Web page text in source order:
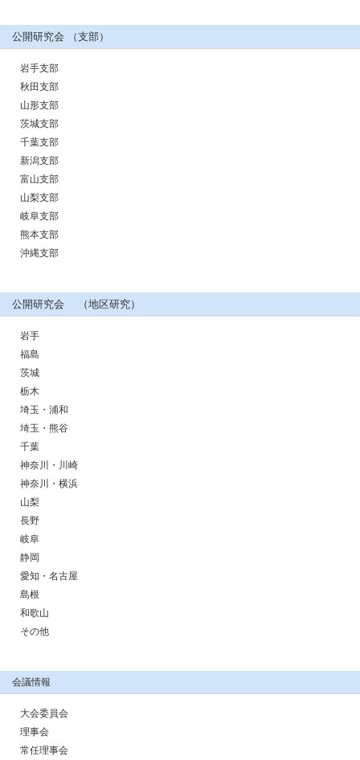
公開研究会 （支部）
岩手支部
秋田支部
山形支部
茨城支部
千葉支部
新潟支部
富山支部
山梨支部
岐阜支部
熊本支部
沖縄支部
公開研究会 （地区研究）
岩手
福島
茨城
栃木
埼玉・浦和
埼玉・熊谷
千葉
神奈川・川崎
神奈川・横浜
山梨
長野
岐阜
静岡
愛知・名古屋
島根
和歌山
その他
会議情報
大会委員会
理事会
常任理事会